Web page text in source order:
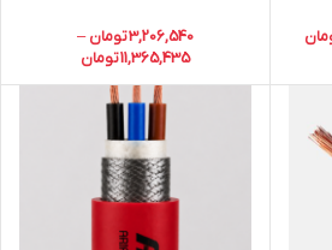
3,206,540تومان –
11,365,435تومان